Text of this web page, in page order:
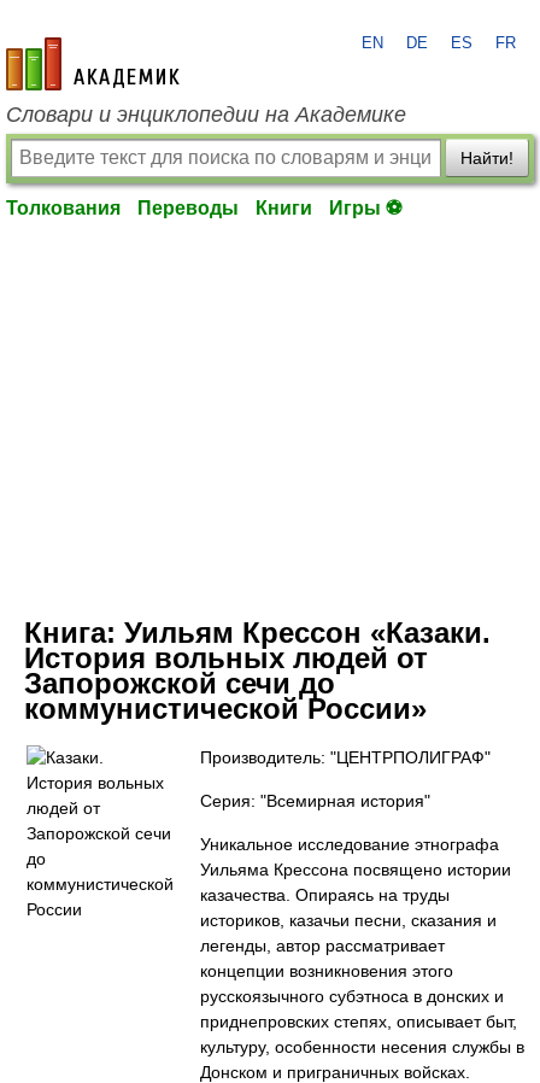
academic.ru
EN DE ES FR
Словари и энциклопедии на Академике
Найти!
Толкования Переводы Книги Игры ⚽
Книга: Уильям Крессон «Казаки.
История вольных людей от
Запорожской сечи до
коммунистической России»
Производитель: "ЦЕНТРПОЛИГРАФ"
Серия: "Всемирная история"
Уникальное исследование этнографа
Уильяма Крессона посвящено истории
казачества. Опираясь на труды
историков, казачьи песни, сказания и
легенды, автор рассматривает
концепции возникновения этого
русскоязычного субэтноса в донских и
приднепровских степях, описывает быт,
культуру, особенности несения службы в
Донском и приграничных войсках.